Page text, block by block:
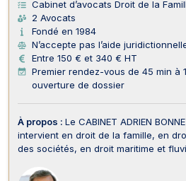
Cabinet d’avocats Droit de la
2 Avocats
Fondé en 1984
N’accepte pas l’aide
Entre 150 € et 340 € HT
Premier rendez-vous de 45 min à
ouverture de dossier
À propos : Le CABINET ADRIEN
intervient en droit de la famille, en
des sociétés, en droit maritime et
exerce dans le cadre des